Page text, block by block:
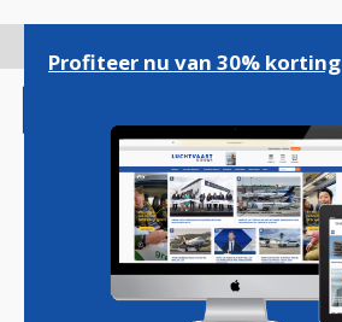
gaan
Magazine Podcasts
Profiteer nu van 30% korting